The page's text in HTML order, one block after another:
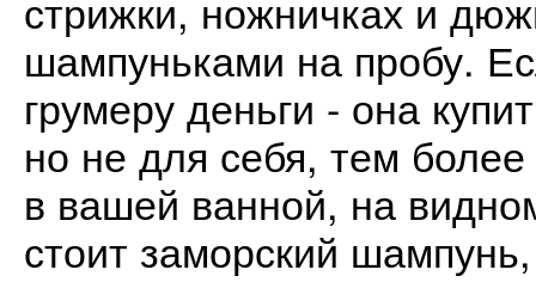
стрижки, ножничках и
шампуньками на пробу.
грумеру деньги - она
но не для себя, тем
в вашей ванной, на
стоит заморский